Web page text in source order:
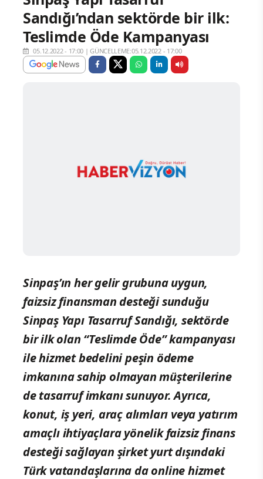
Sandığı’ndan sektörde bir ilk:
Teslimde Öde Kampanyası
05.12.2022 - 17:00 |GÜNCELLEME:05.12.2022 - 17:00
Sinpaş’ın her gelir grubuna uygun,
faizsiz finansman desteği sunduğu
Sinpaş Yapı Tasarruf Sandığı, sektörde
bir ilk olan “Teslimde Öde” kampanyası
ile hizmet bedelini peşin ödeme
imkanına sahip olmayan müşterilerine
de tasarruf imkanı sunuyor. Ayrıca,
konut, iş yeri, araç alımları veya yatırım
amaçlı ihtiyaçlara yönelik faizsiz finans
desteği sağlayan şirket yurt dışındaki
Türk vatandaşlarına da online hizmet